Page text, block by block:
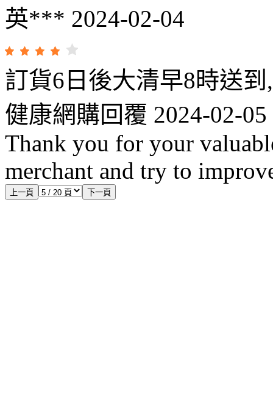
英*** 2024-02-04
訂貨6日後大清早8時送
健康網購回覆 2024-02-05
Thank you for your
merchant and try to
上一頁 下一頁